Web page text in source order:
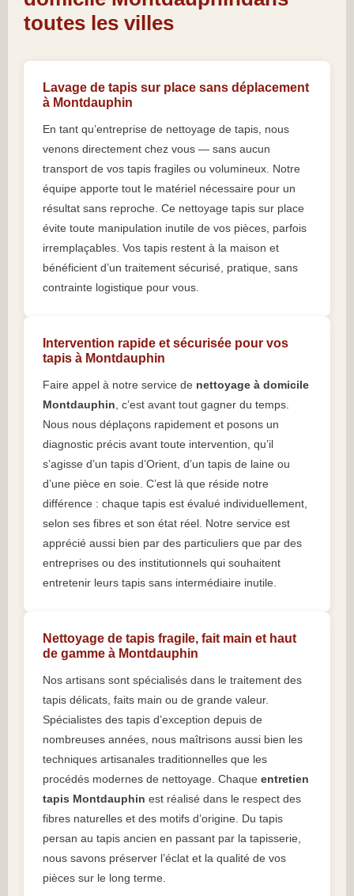
toutes les villes
Lavage de tapis sur place sans déplacement
à Montdauphin
En tant qu’entreprise de nettoyage de tapis, nous
venons directement chez vous — sans aucun
transport de vos tapis fragiles ou volumineux. Notre
équipe apporte tout le matériel nécessaire pour un
résultat sans reproche. Ce nettoyage tapis sur place
évite toute manipulation inutile de vos pièces, parfois
irremplaçables. Vos tapis restent à la maison et
bénéficient d’un traitement sécurisé, pratique, sans
contrainte logistique pour vous.
Intervention rapide et sécurisée pour vos
tapis à Montdauphin
Faire appel à notre service de nettoyage à domicile
Montdauphin, c’est avant tout gagner du temps.
Nous nous déplaçons rapidement et posons un
diagnostic précis avant toute intervention, qu’il
s’agisse d’un tapis d’Orient, d’un tapis de laine ou
d’une pièce en soie. C’est là que réside notre
différence : chaque tapis est évalué individuellement,
selon ses fibres et son état réel. Notre service est
apprécié aussi bien par des particuliers que par des
entreprises ou des institutionnels qui souhaitent
entretenir leurs tapis sans intermédiaire inutile.
Nettoyage de tapis fragile, fait main et haut
de gamme à Montdauphin
Nos artisans sont spécialisés dans le traitement des
tapis délicats, faits main ou de grande valeur.
Spécialistes des tapis d’exception depuis de
nombreuses années, nous maîtrisons aussi bien les
techniques artisanales traditionnelles que les
procédés modernes de nettoyage. Chaque entretien
tapis Montdauphin est réalisé dans le respect des
fibres naturelles et des motifs d’origine. Du tapis
persan au tapis ancien en passant par la tapisserie,
nous savons préserver l’éclat et la qualité de vos
pièces sur le long terme.